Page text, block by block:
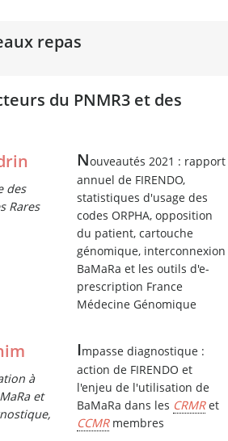
repas
du PNMR3 et des
des
Rares
Nouveautés 2021 : rapport
annuel de FIRENDO,
statistiques d'usage des
codes ORPHA, opposition
du patient, cartouche
génomique, interconnexion
BaMaRa et les outils d'e-
prescription France
Médecine Génomique
à
et
Impasse diagnostique :
action de FIRENDO et
l'enjeu de l'utilisation de
BaMaRa dans les CRMRet
CCMRmembres